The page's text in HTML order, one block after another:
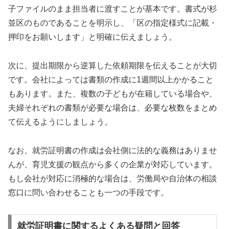
子ファイルのまま担当者に渡すことが基本です。書式が杉
並区のものであることを明示し、「区の指定様式に記載・
押印をお願いします」と明確に伝えましょう。
次に、提出期限から逆算した依頼期限を伝えることが大切
です。会社によっては書類の作成に1週間以上かかること
もあります。また、複数の子どもが在籍している場合や、
夫婦それぞれの書類が必要な場合は、必要な枚数をまとめ
て伝えるようにしましょう。
なお、就労証明書の作成は会社側に法的な義務はありませ
んが、育児支援の観点から多くの企業が対応しています。
もし会社が対応に消極的な場合は、労働局や自治体の相談
窓口に問い合わせることも一つの手段です。
就労証明書に関するよくある疑問と回答